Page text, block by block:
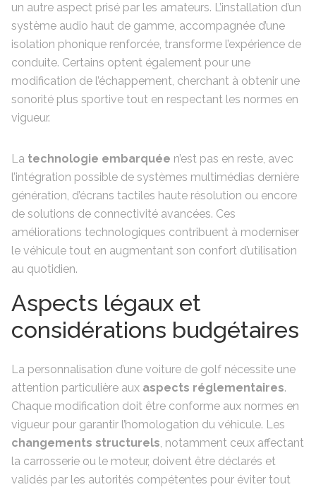
un autre aspect prisé par les amateurs. L’installation d’un
système audio haut de gamme, accompagnée d’une
isolation phonique renforcée, transforme l’expérience de
conduite. Certains optent également pour une
modification de l’échappement, cherchant à obtenir une
sonorité plus sportive tout en respectant les normes en
vigueur.
La technologie embarquée n’est pas en reste, avec
l’intégration possible de systèmes multimédias dernière
génération, d’écrans tactiles haute résolution ou encore
de solutions de connectivité avancées. Ces
améliorations technologiques contribuent à moderniser
le véhicule tout en augmentant son confort d’utilisation
au quotidien.
Aspects légaux et
considérations budgétaires
La personnalisation d’une voiture de golf nécessite une
attention particulière aux aspects réglementaires.
Chaque modification doit être conforme aux normes en
vigueur pour garantir l’homologation du véhicule. Les
changements structurels , notamment ceux affectant
la carrosserie ou le moteur, doivent être déclarés et
validés par les autorités compétentes pour éviter tout